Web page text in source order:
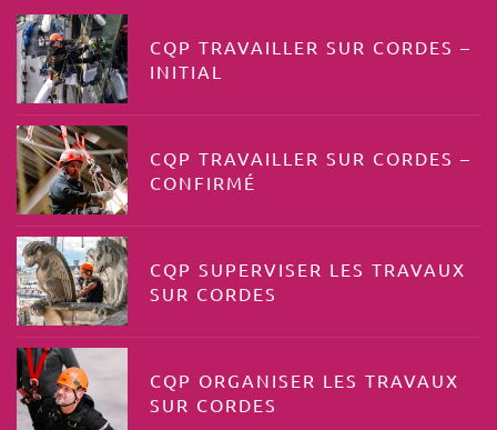
CQP TRAVAILLER SUR CORDES –
INITIAL
CQP TRAVAILLER SUR CORDES –
CONFIRMÉ
CQP SUPERVISER LES TRAVAUX
SUR CORDES
CQP ORGANISER LES TRAVAUX
SUR CORDES